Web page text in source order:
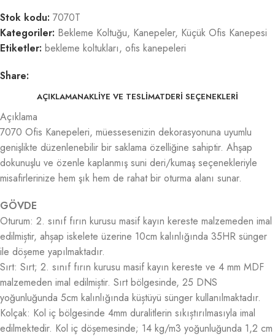
Stok kodu: 7070T
Kategoriler: Bekleme Koltuğu, Kanepeler, Küçük Ofis Kanepesi
Etiketler: bekleme koltukları, ofis kanepeleri
Share:
AÇIKLAMANAKLIYE VE TESLIMATDERI SEÇENEKLERI
Açıklama
7070 Ofis Kanepeleri, müessesenizin dekorasyonuna uyumlu
genişlikte düzenlenebilir bir saklama özelliğine sahiptir. Ahşap
dokunuşlu ve özenle kaplanmış suni deri/kumaş seçenekleriyle
misafirlerinize hem şık hem de rahat bir oturma alanı sunar.
GÖVDE
Oturum: 2. sınıf fırın kurusu masif kayın kereste malzemeden imal
edilmiștir, ahșap iskelete üzerine 10cm kalınlığında 35HR sünger
ile döșeme yapılmaktadır.
Sırt: Sırt; 2. sınıf fırın kurusu masif kayın kereste ve 4 mm MDF
malzemeden imal edilmiștir. Sırt bölgesinde, 25 DNS
yoğunluğunda 5cm kalınlığında küștüyü sünger kullanılmaktadır.
Kolçak: Kol iç bölgesinde 4mm duralitlerin sıkıștırılmasıyla imal
edilmektedir. Kol iç döșemesinde; 14 kg/m3 yoğunluğunda 1,2 cm